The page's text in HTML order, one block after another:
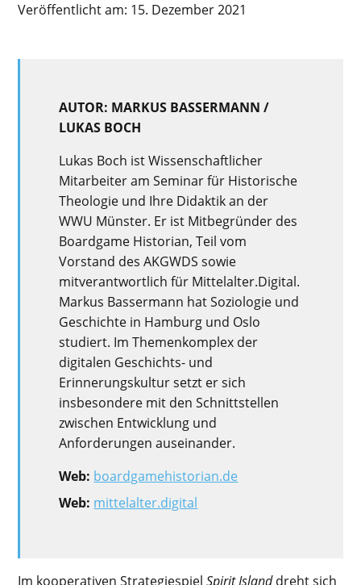
Veröffentlicht am: 15. Dezember 2021
AUTOR: MARKUS BASSERMANN /
LUKAS BOCH
Lukas Boch ist Wissenschaftlicher
Mitarbeiter am Seminar für Historische
Theologie und Ihre Didaktik an der
WWU Münster. Er ist Mitbegründer des
Boardgame Historian, Teil vom
Vorstand des AKGWDS sowie
mitverantwortlich für Mittelalter.Digital.
Markus Bassermann hat Soziologie und
Geschichte in Hamburg und Oslo
studiert. Im Themenkomplex der
digitalen Geschichts- und
Erinnerungskultur setzt er sich
insbesondere mit den Schnittstellen
zwischen Entwicklung und
Anforderungen auseinander.
Web: boardgamehistorian.de
Web: mittelalter.digital
Im kooperativen StrategiespielSpirit Islanddreht sich